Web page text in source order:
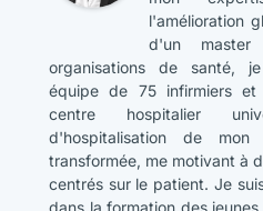
l'amélioration
d'un master
organisations de santé,
équipe de 75 infirmiers et
centre hospitalier
d'hospitalisation de
transformée, me motivant à
centrés sur le patient. Je
dans la formation des